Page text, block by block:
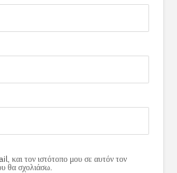
και τον ιστότοπο μου σε αυτόν τον
θα σχολιάσω.